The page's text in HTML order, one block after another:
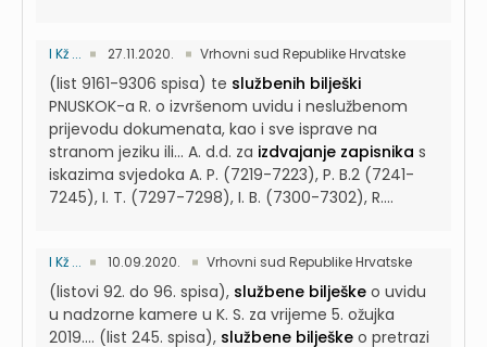
I Kž ... 27.11.2020. Vrhovni sud Republike Hrvatske
(list 9161-9306 spisa) te službenih bilješki
PNUSKOK-a R. o izvršenom uvidu i neslužbenom
prijevodu dokumenata, kao i sve isprave na
stranom jeziku ili... A. d.d. za izdvajanje zapisnika s
iskazima svjedoka A. P. (7219-7223), P. B.2 (7241-
7245), I. T. (7297-7298), I. B. (7300-7302), R....
I Kž ... 10.09.2020. Vrhovni sud Republike Hrvatske
(listovi 92. do 96. spisa), službene bilješke o uvidu
u nadzorne kamere u K. S. za vrijeme 5. ožujka
2019.... (list 245. spisa), službene bilješke o pretrazi